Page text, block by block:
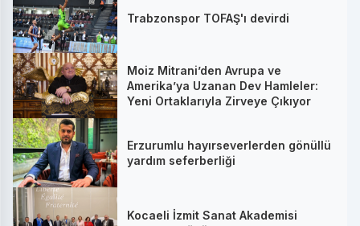
Trabzonspor TOFAŞ'ı devirdi
Moiz Mitrani’den Avrupa ve
Amerika’ya Uzanan Dev Hamleler:
Yeni Ortaklarıyla Zirveye Çıkıyor
Erzurumlu hayırseverlerden gönüllü
yardım seferberliği
Kocaeli İzmit Sanat Akademisi